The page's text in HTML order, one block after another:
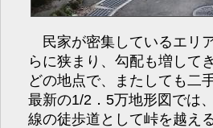
民家が密集しているエリ
らに狭まり、勾配も増して
どの地点で、またしても二
最新の1/2．5万地形図では
線の徒歩道として峠を越え